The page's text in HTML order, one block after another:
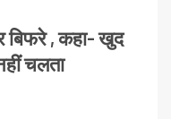
बिफरे , कहा- खुद
चलता